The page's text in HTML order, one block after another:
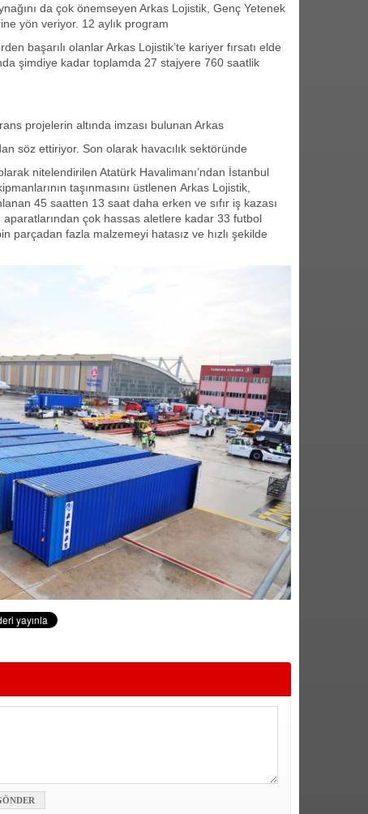
da çok önemseyen Arkas Lojistik, Genç Yetenek
yön veriyor. 12 aylık program
başarılı olanlar Arkas Lojistik’te kariyer fırsatı elde
şimdiye kadar toplamda 27 stajyere 760 saatlik
projelerin altında imzası bulunan Arkas
söz ettiriyor. Son olarak havacılık sektöründe
nitelendirilen Atatürk Havalimanı’ndan İstanbul
taşınmasını üstlenen Arkas Lojistik,
45 saatten 13 saat daha erken ve sıfır iş kazası
aparatlarından çok hassas aletlere kadar 33 futbol
parçadan fazla malzemeyi hatasız ve hızlı şekilde